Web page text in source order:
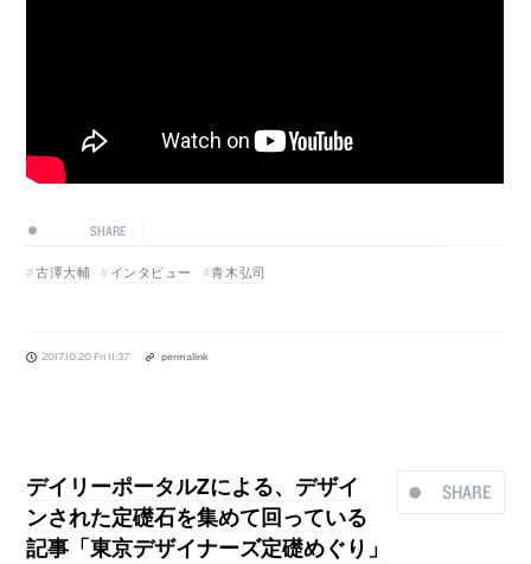
SHARE
古澤大輔 インタビュー 青木弘司
2017.10.20 Fri 11:37 permalink
SHARE
デイリーポータルZによる、デザイ
ンされた定礎石を集めて回っている
記事「東京デザイナーズ定礎めぐり」